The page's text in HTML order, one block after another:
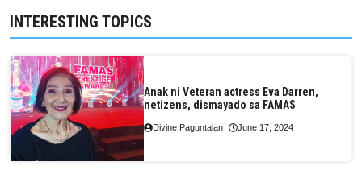
INTERESTING TOPICS
Anak ni Veteran actress Eva Darren,
netizens, dismayado sa FAMAS
Divine Paguntalan June 17, 2024